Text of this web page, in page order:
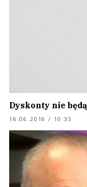
Dyskonty nie
16.06.2016 / 10:35